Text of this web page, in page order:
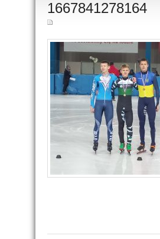
20
1667841278164